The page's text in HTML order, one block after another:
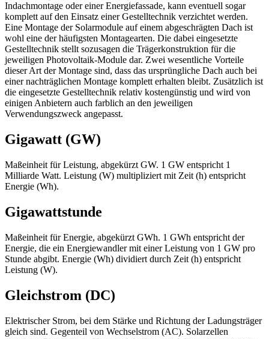
Indachmontage oder einer Energiefassade, kann eventuell sogar
komplett auf den Einsatz einer Gestelltechnik verzichtet werden.
Eine Montage der Solarmodule auf einem abgeschrägten Dach ist
wohl eine der häufigsten Montagearten. Die dabei eingesetzte
Gestelltechnik stellt sozusagen die Trägerkonstruktion für die
jeweiligen Photovoltaik-Module dar. Zwei wesentliche Vorteile
dieser Art der Montage sind, dass das ursprüngliche Dach auch bei
einer nachträglichen Montage komplett erhalten bleibt. Zusätzlich ist
die eingesetzte Gestelltechnik relativ kostengünstig und wird von
einigen Anbietern auch farblich an den jeweiligen
Verwendungszweck angepasst.
Gigawatt (GW)
Maßeinheit für Leistung, abgekürzt GW. 1 GW entspricht 1
Milliarde Watt. Leistung (W) multipliziert mit Zeit (h) entspricht
Energie (Wh).
Gigawattstunde
Maßeinheit für Energie, abgekürzt GWh. 1 GWh entspricht der
Energie, die ein Energiewandler mit einer Leistung von 1 GW pro
Stunde abgibt. Energie (Wh) dividiert durch Zeit (h) entspricht
Leistung (W).
Gleichstrom (DC)
Elektrischer Strom, bei dem Stärke und Richtung der Ladungsträger
gleich sind. Gegenteil von Wechselstrom (AC). Solarzellen